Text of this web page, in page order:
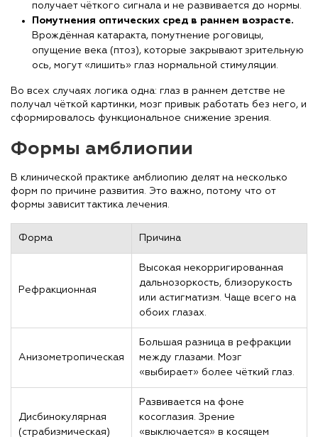
получает чёткого сигнала и не развивается до нормы.
Помутнения оптических сред в раннем возрасте.
Врождённая катаракта, помутнение роговицы,
опущение века (птоз), которые закрывают зрительную
ось, могут «лишить» глаз нормальной стимуляции.
Во всех случаях логика одна: глаз в раннем детстве не
получал чёткой картинки, мозг привык работать без него, и
сформировалось функциональное снижение зрения.
Формы амблиопии
В клинической практике амблиопию делят на несколько
форм по причине развития. Это важно, потому что от
формы зависит тактика лечения.
Форма Причина
Рефракционная
Высокая некорригированная
дальнозоркость, близорукость
или астигматизм. Чаще всего на
обоих глазах.
Анизометропическая
Большая разница в рефракции
между глазами. Мозг
«выбирает» более чёткий глаз.
Дисбинокулярная
(страбизмическая)
Развивается на фоне
косоглазия. Зрение
«выключается» в косящем